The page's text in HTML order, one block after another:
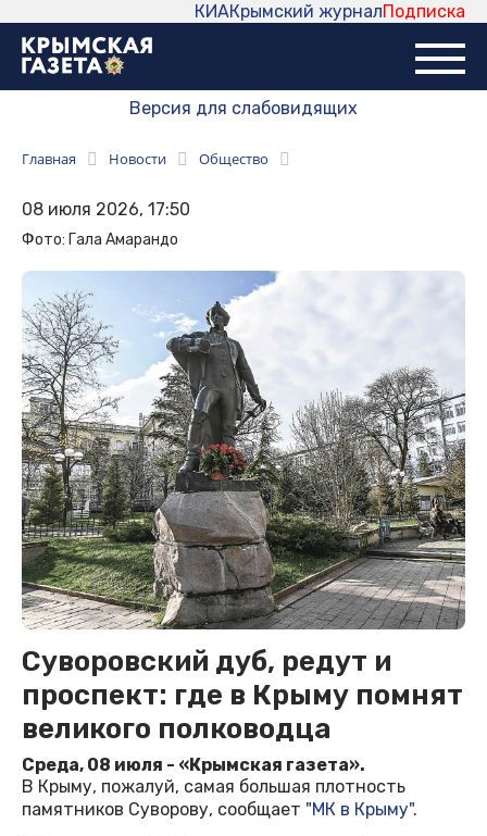
Подписка
Крымский журнал
КИА
Версия для слабовидящих
Главная Новости Общество
08 июля 2026, 17:50
Фото: Гала Амарандо
Суворовский дуб, редут и
проспект: где в Крыму помнят
великого полководца
Среда, 08 июля - «Крымская газета».
В Крыму, пожалуй, самая большая плотность
памятников Суворову, сообщает "МК в Крыму".